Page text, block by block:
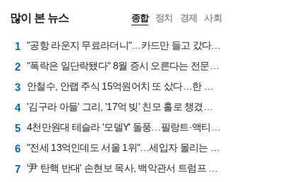
많이 본 뉴스 종합 정치 경제 사회
1 "공항 라운지 무료라더니"…카드만 들고 갔다간 '헛걸음'
2
3
4
5
6
7